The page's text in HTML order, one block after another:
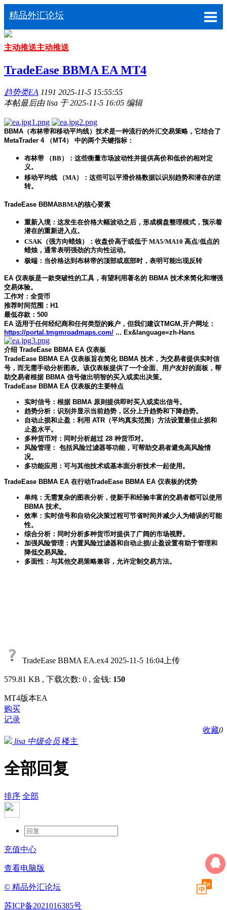
精品外汇论坛
主动推送主动推送
TradeEase BBMA EA MT4
趋势类EA 1191 2025-11-5 15:55:55
本帖最后由 lisa 于 2025-11-5 16:05 编辑
BBMA（布林带和移动平均线）技术是一种流行的外汇交易策略，它结合了
MetaTrader 4 （MT4） 中的两个关键指标：
布林带 （BB）：这些衡量市场波动性并提供高价和低价的相对定
义。
移动平均线 （MA）：这些可以平滑价格数据以识别趋势和潜在的逆
转。
TradeEase BBMABBMA的核心要素
重新入境：这发生在价格大幅波动之后，形成横盘整理模式，预示着
潜在的重新进入点。
CSAK（强方向蜡烛）：收盘价高于或低于 MA5/MA10 高点/低点的
蜡烛，通常表明强劲的方向性运动。
极端：当价格达到布林带的顶部或底部时，表明可能出现反转
EA 仪表板是一款突破性的工具，有望利用著名的 BBMA 技术来简化和增强
交易体验。
工作对：全货币
推荐时间范围：H1
最低存款：500
EA 适用于任何经纪商和任何类型的账户，但我们建议TMGM,开户网址：
https://portal.tmgmroadmaps.com/ ... Ex&language=zh-Hans
介绍 TradeEase BBMA EA 仪表板
TradeEase BBMA EA 仪表板旨在简化 BBMA 技术，为交易者提供实时信
号，而无需手动分析图表。该仪表板提供了一个全面、用户友好的面板，帮
助交易者根据 BBMA 信号做出明智的买入或卖出决策。
TradeEase BBMA EA 仪表板的主要特点
实时信号：根据 BBMA 原则提供即时买入或卖出信号。
趋势分析：识别并显示当前趋势，区分上升趋势和下降趋势。
自动止损和止盈：利用 ATR（平均真实范围）方法设置最佳止损和
止盈水平。
多种货币对：同时分析超过 28 种货币对。
风险管理： 包括风险过滤器等功能，可帮助交易者避免高风险情
况。
多功能应用：可与其他技术或基本面分析技术一起使用。
TradeEase BBMA EA 在行动TradeEase BBMA EA 仪表板的优势
单纯：无需复杂的图表分析，使新手和经验丰富的交易者都可以使用
BBMA 技术。
效率：实时信号和自动化决策过程可节省时间并减少人为错误的可能
性。
综合分析：同时分析多种货币对提供了广阔的市场视野。
加强风险管理：内置风险过滤器和自动止损/止盈设置有助于管理和
降低交易风险。
多面性：与其他交易策略兼容，允许定制交易方法。
TradeEase BBMA EA.ex4 2025-11-5 16:04上传
579.81 KB , 下载次数: 0 , 金钱: 150
MT4版本EA
购买
记录
收藏0
lisa 中级会员 楼主
全部回复
排序 全部
充值中心
查看电脑版
© 精品外汇论坛
苏ICP备2021016385号